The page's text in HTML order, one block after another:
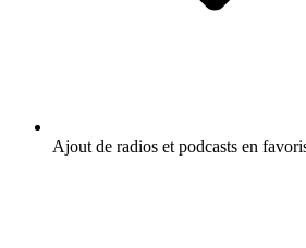
Ajout de radios et podcasts en